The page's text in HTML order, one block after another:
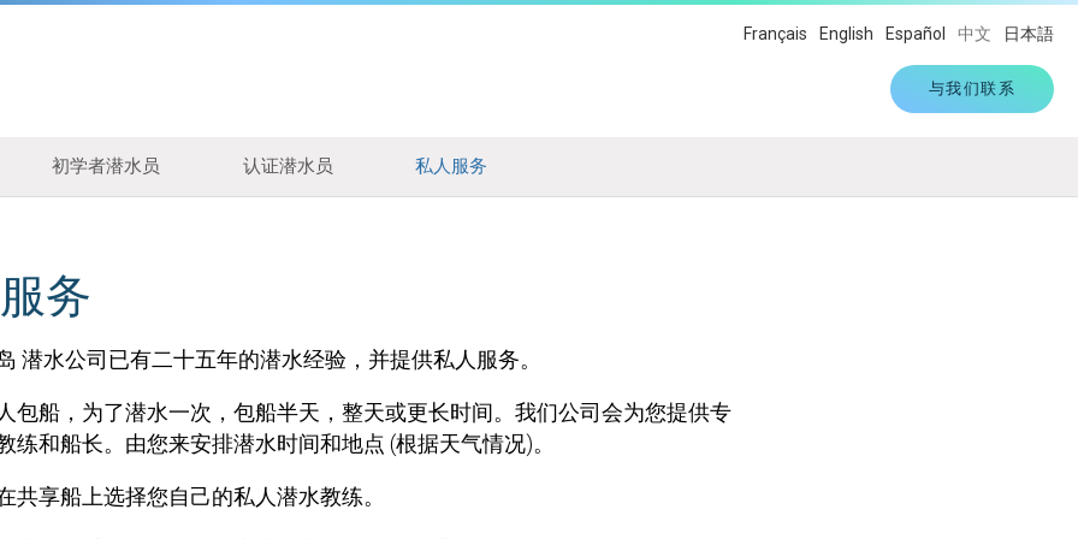
与我们联系
Français English Español 中文 日本語
初学者潜水员 认证潜水员 私人服务
务
潜水公司已有二十五年的潜水经验，并提供私人服务。
包船，为了潜水一次，包船半天，整天或更长时间。我们公司会为您提供专
练和船长。由您来安排潜水时间和地点 (根据天气情况)。
共享船上选择您自己的私人潜水教练。